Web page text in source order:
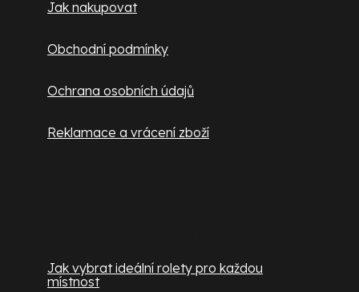
Jak nakupovat
Obchodní podmínky
Ochrana osobních údajů
Reklamace a vrácení zboží
Jak vybrat ideální rolety pro každou
místnost